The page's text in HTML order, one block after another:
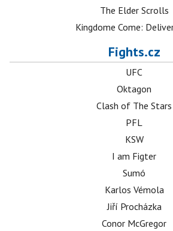
The Elder Scrolls
Kingdome Come:
Fights.cz
UFC
Oktagon
Clash of The Stars
PFL
KSW
I am Figter
Sumó
Karlos Vémola
Jiří Procházka
Conor McGregor